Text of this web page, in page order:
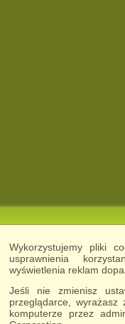
Wykorzystujemy pliki
usprawnienia
wyświetlenia reklam
Jeśli nie zmienisz
przeglądarce,
komputerze przez